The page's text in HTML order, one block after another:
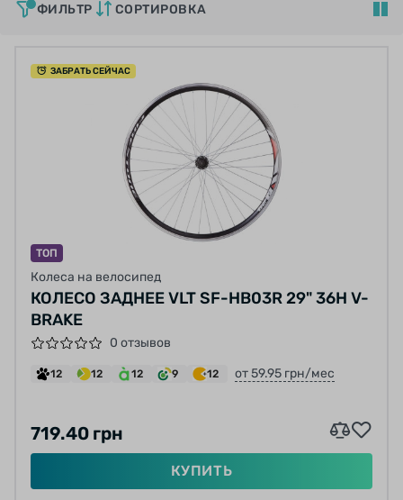
ФИЛЬТР СОРТИРОВКА
ЗАБРАТЬ СЕЙЧАС
ТОП
Колеса на велосипед
КОЛЕСО ЗАДНЕЕ VLT SF-HB03R 29" 36H V-
BRAKE
0 отзывов
12 12 12 9 12 от 59.95 грн/мес
719.40 грн
КУПИТЬ